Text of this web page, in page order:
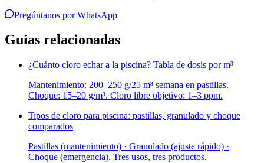
Pregúntanos por WhatsApp
Guías relacionadas
¿Cuánto cloro echar a la piscina? Tabla de dosis por m³
Mantenimiento: 200–250 g/25 m³ semana en pastillas.
Choque: 15–20 g/m³. Cloro libre objetivo: 1–3 ppm.
Tipos de cloro para piscina: pastillas, granulado y choque
comparados
Pastillas (mantenimiento) · Granulado (ajuste rápido) ·
Choque (emergencia). Tres usos, tres productos.